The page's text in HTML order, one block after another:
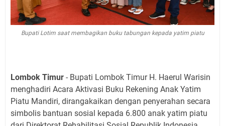
Bupati Lotim saat membagikan buku tabungan kepada yatim piatu
Lombok Timur - Bupati Lombok Timur H. Haerul Warisin
menghadiri Acara Aktivasi Buku Rekening Anak Yatim
Piatu Mandiri, dirangakaikan dengan penyerahan secara
simbolis bantuan sosial kepada 6.800 anak yatim piatu